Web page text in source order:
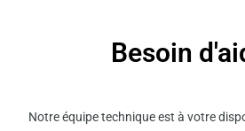
Besoin
Notre équipe technique est à votre